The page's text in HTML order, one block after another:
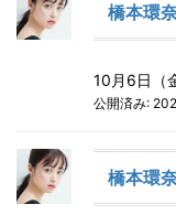
橋本環
10月6日（
公開済み:
橋本環